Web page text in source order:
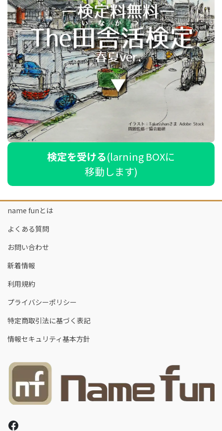
検定を受ける(larning BOXに
移動します)
name funとは
よくある質問
お問い合わせ
新着情報
利用規約
プライバシーポリシー
特定商取引法に基づく表記
情報セキュリティ基本方針
Facebook